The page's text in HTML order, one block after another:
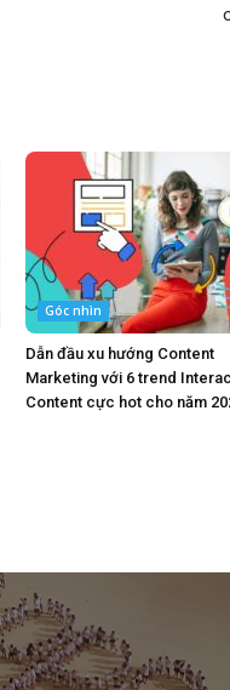
Góc nhìn
Dẫn đầu xu hướng Content
Marketing với 6 trend
Content cực hot cho năm